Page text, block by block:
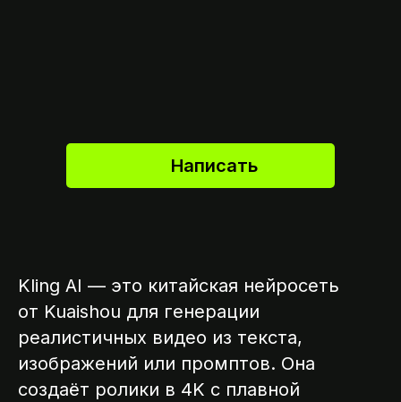
Написать
Kling AI — это китайская нейросеть
от Kuaishou для генерации
реалистичных видео из текста,
изображений или промптов. Она
создаёт ролики в 4K с плавной